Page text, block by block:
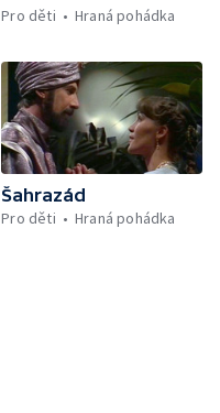
Pro děti
Hraná pohádka
Šahrazád
Pro děti
Hraná pohádka